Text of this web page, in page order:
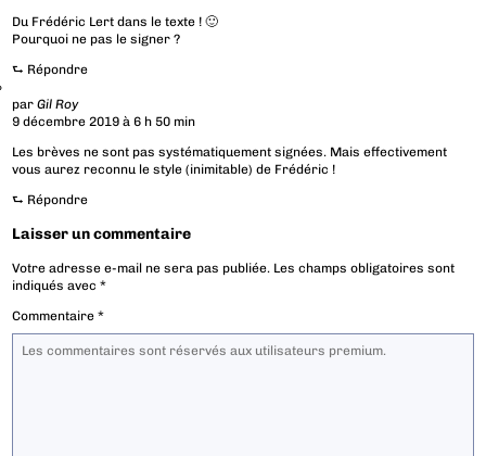
Du Frédéric Lert dans le texte ! 🙂
Pourquoi ne pas le signer ?
⮑ Répondre
parGil Roy
9 décembre 2019 à 6 h 50 min
Les brèves ne sont pas systématiquement signées. Mais effectivement
vous aurez reconnu le style (inimitable) de Frédéric !
⮑ Répondre
Laisser un commentaire
Votre adresse e-mail ne sera pas publiée. Les champs obligatoires sont
indiqués avec*
Commentaire*